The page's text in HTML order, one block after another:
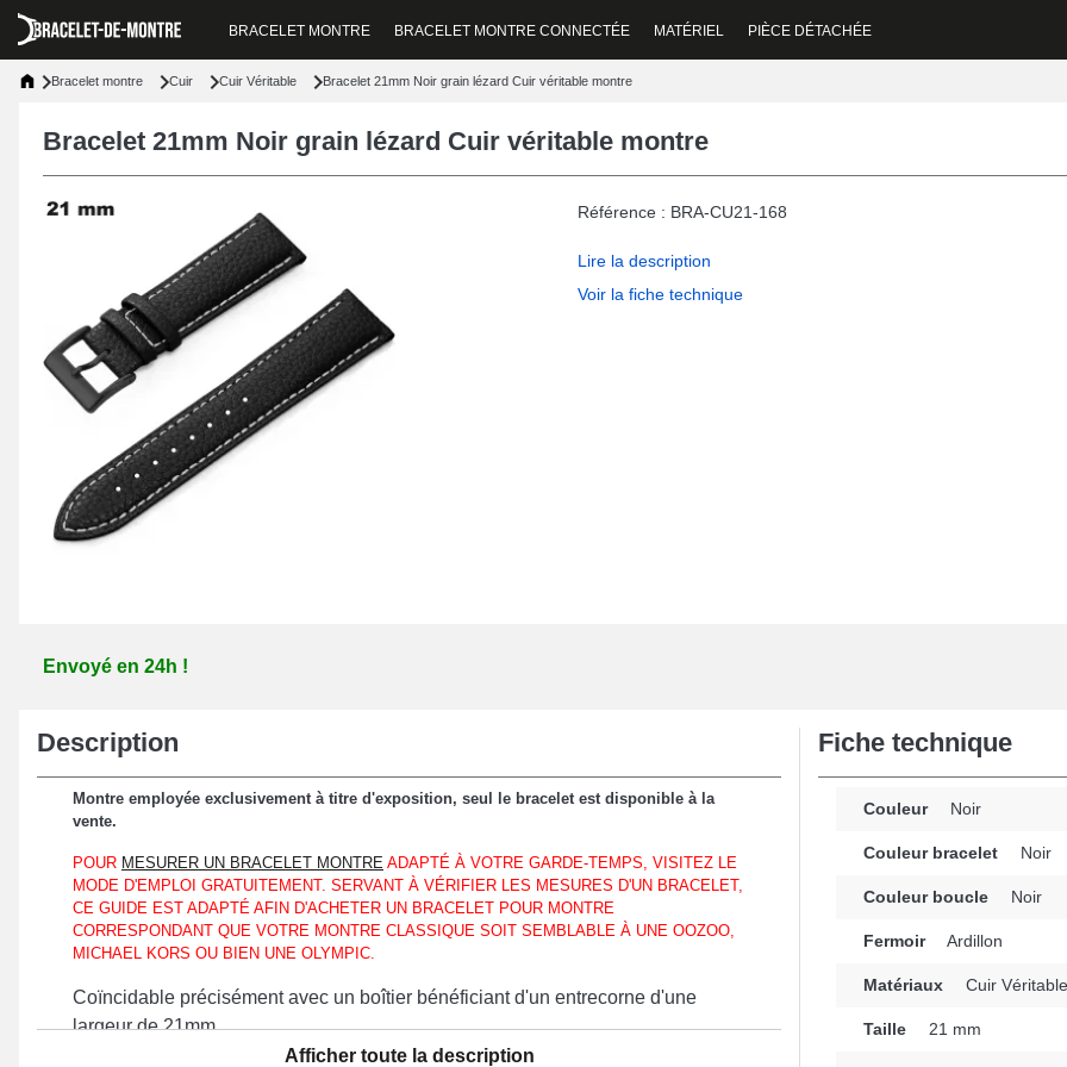
BRACELET MONTRE BRACELET MONTRE CONNECTÉE MATÉRIEL PIÈCE DÉTACHÉE
Bracelet montre Cuir Cuir Véritable Bracelet 21mm Noir grain lézard Cuir véritable montre
Bracelet 21mm Noir grain lézard Cuir véritable montre
Référence : BRA-CU21-168
Lire la description
Voir la fiche technique
Envoyé en 24h !
Description
Montre employée exclusivement à titre d'exposition, seul le bracelet est disponible à la
vente.
POUR MESURER UN BRACELET MONTRE ADAPTÉ À VOTRE GARDE-TEMPS, VISITEZ LE
MODE D'EMPLOI GRATUITEMENT. SERVANT À VÉRIFIER LES MESURES D'UN BRACELET,
CE GUIDE EST ADAPTÉ AFIN D'ACHETER UN BRACELET POUR MONTRE
CORRESPONDANT QUE VOTRE MONTRE CLASSIQUE SOIT SEMBLABLE À UNE OOZOO,
MICHAEL KORS OU BIEN UNE OLYMPIC.
Coïncidable précisément avec un boîtier bénéficiant d'un entrecorne d'une
largeur de 21mm.
Afficher toute la description
Fiche technique
Couleur Noir
Couleur bracelet Noir
Couleur boucle Noir
Fermoir Ardillon
Matériaux Cuir Véritable
Taille 21 mm